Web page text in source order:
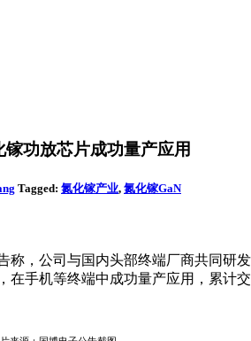
功放芯片成功量产应用
Tagged: 氮化镓产业, 氮化镓GaN
称，公司与国内头部终端厂商共同研发
在手机等终端中成功量产应用，累计交